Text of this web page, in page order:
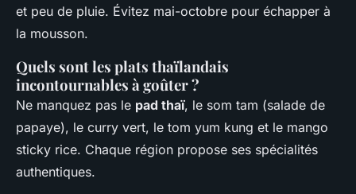
et peu de pluie. Évitez mai-octobre pour échapper à
la mousson.
Quels sont les plats thaïlandais
incontournables à goûter ?
Ne manquez pas le pad thaï, le som tam (salade de
papaye), le curry vert, le tom yum kung et le mango
sticky rice. Chaque région propose ses spécialités
authentiques.